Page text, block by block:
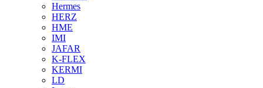
Hermes
HERZ
HME
IMI
JAFAR
K-FLEX
KERMI
LD